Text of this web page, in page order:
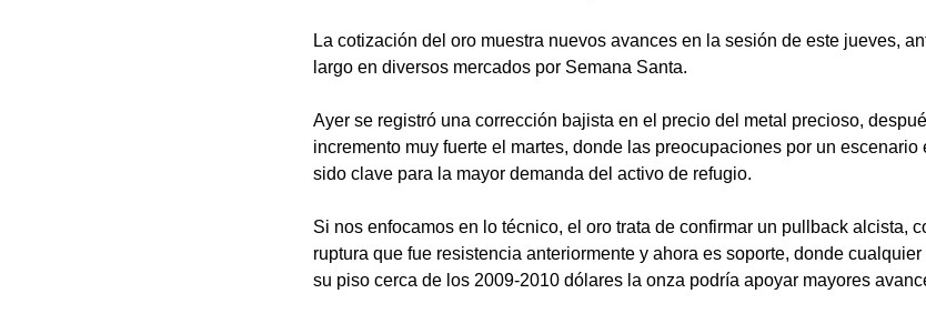
La cotización del oro muestra nuevos avances en la sesión de este jueves,
largo en diversos mercados por Semana Santa.
Ayer se registró una corrección bajista en el precio del metal precioso,
incremento muy fuerte el martes, donde las preocupaciones por un
sido clave para la mayor demanda del activo de refugio.
Si nos enfocamos en lo técnico, el oro trata de confirmar un pullback alcista,
ruptura que fue resistencia anteriormente y ahora es soporte, donde
su piso cerca de los 2009-2010 dólares la onza podría apoyar mayores